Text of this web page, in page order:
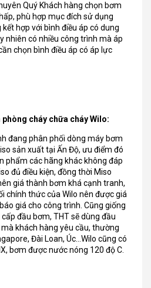
Quý Khách hàng chọn bơm
phù hợp mục đích sử dụng
hợp với bình điều áp có dung
nhiên có nhiều công trình mà áp
chọn bình điều áp có áp lực
phòng cháy chữa cháy Wilo:
đang phân phối dòng máy bơm
sản xuất tại Ấn Độ, ưu điểm đó
phẩm các hãng khác không đáp
đủ điều kiện, đồng thời Miso
giá thành bơm khá cạnh tranh,
chính thức của Wilo nên được giá
giá cho công trình. Cũng giống
đầu bơm, THT sẽ dùng đầu
khách hàng yêu cầu, thường
Đài Loan, Úc…Wilo cũng có
bơm được nước nóng 120 độ C.